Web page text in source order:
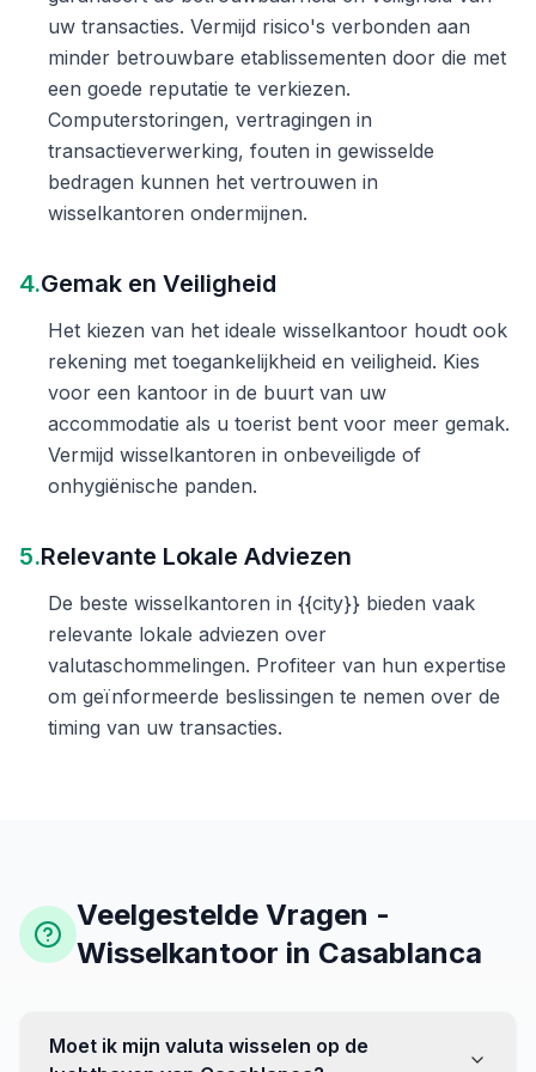
uw transacties. Vermijd risico's verbonden aan
minder betrouwbare etablissementen door die met
een goede reputatie te verkiezen.
Computerstoringen, vertragingen in
transactieverwerking, fouten in gewisselde
bedragen kunnen het vertrouwen in
wisselkantoren ondermijnen.
4.Gemak en Veiligheid
Het kiezen van het ideale wisselkantoor houdt ook
rekening met toegankelijkheid en veiligheid. Kies
voor een kantoor in de buurt van uw
accommodatie als u toerist bent voor meer gemak.
Vermijd wisselkantoren in onbeveiligde of
onhygiënische panden.
5.Relevante Lokale Adviezen
De beste wisselkantoren in {{city}} bieden vaak
relevante lokale adviezen over
valutaschommelingen. Profiteer van hun expertise
om geïnformeerde beslissingen te nemen over de
timing van uw transacties.
Veelgestelde Vragen -
Wisselkantoor in Casablanca
Moet ik mijn valuta wisselen op de